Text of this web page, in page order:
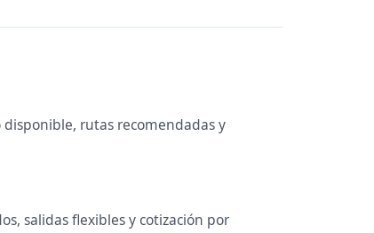
rutas recomendadas y
salidas flexibles y cotización por